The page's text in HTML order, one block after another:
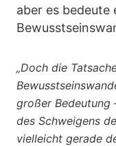
aber es bedeute
„Doch die
großer Bedeutung
des Schweigens
vielleicht gerade